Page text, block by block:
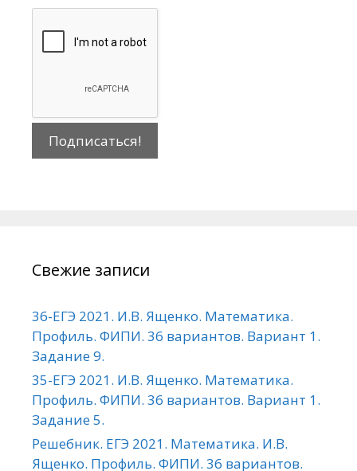
Свежие записи
36-ЕГЭ 2021. И.В. Ященко. Математика.
Профиль. ФИПИ. 36 вариантов. Вариант 1.
Задание 9.
35-ЕГЭ 2021. И.В. Ященко. Математика.
Профиль. ФИПИ. 36 вариантов. Вариант 1.
Задание 5.
Решебник. ЕГЭ 2021. Математика. И.В.
Ященко. Профиль. ФИПИ. 36 вариантов.